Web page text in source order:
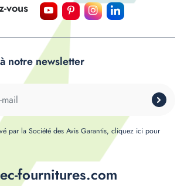
fournitures.com
vous
notre newsletter
par la Société des Avis Garantis, cliquez ici pour